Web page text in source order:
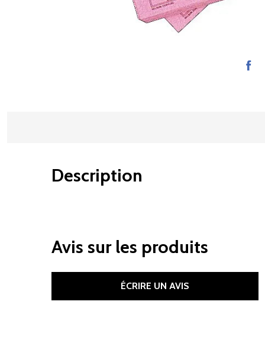
Description
Avis sur les produits
ÉCRIRE UN AVIS